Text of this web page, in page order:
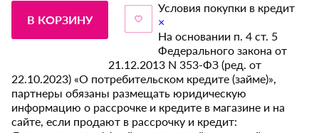
В КОРЗИНУ
Условия покупки в кредит
×
На основании п. 4 ст. 5
Федерального закона от
21.12.2013 N 353-ФЗ (ред. от
22.10.2023) «О потребительском кредите (займе)»,
партнеры обязаны размещать юридическую
информацию о рассрочке и кредите в магазине и на
сайте, если продают в рассрочку и кредит: